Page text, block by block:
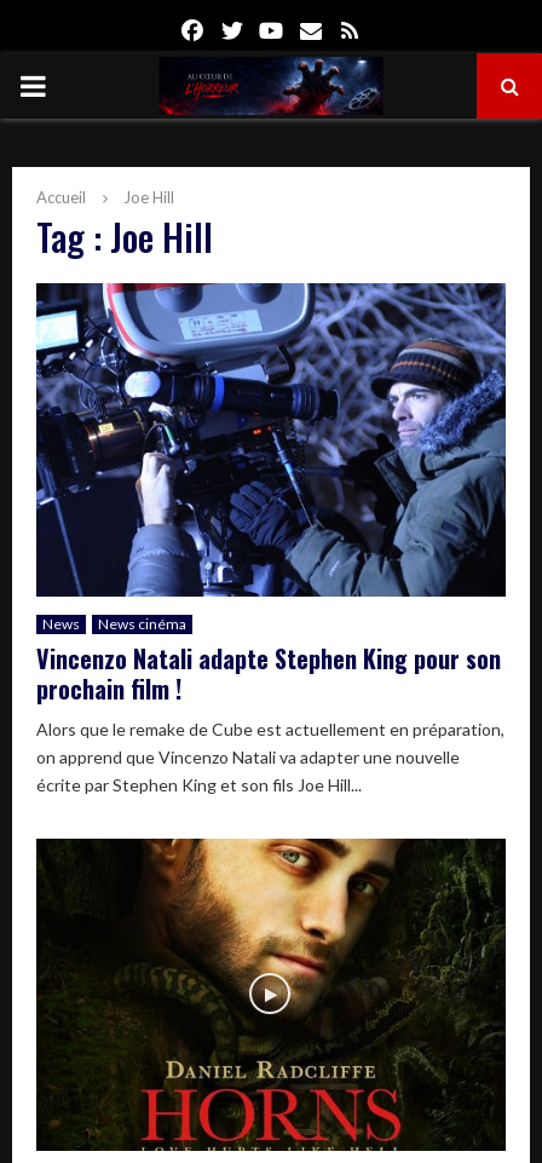
FacebookTwitterYoutube
Email
PRIMARY
Accueil Joe Hill
Tag : Joe Hill
News News cinéma
Vincenzo Natali adapte Stephen King pour son
prochain film !
Alors que le remake de Cube est actuellement en préparation,
on apprend que Vincenzo Natali va adapter une nouvelle
écrite par Stephen King et son fils Joe Hill...